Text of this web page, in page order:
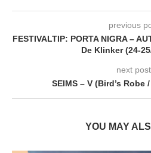
previous
FESTIVALTIP: PORTA NIGRA –
De Klinker (24-
next post
SEIMS – V (Bird’s Robe
YOU MAY